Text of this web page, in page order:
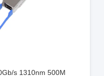
s 1310nm 500M